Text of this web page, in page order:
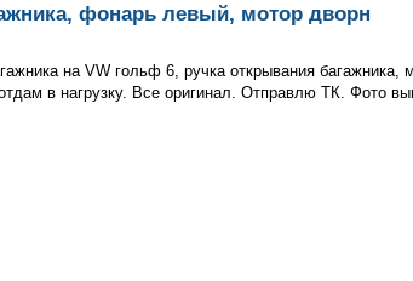
фонарь левый, мотор дворн
на VW гольф 6, ручка открывания багажника,
в нагрузку. Все оригинал. Отправлю ТК. Фото